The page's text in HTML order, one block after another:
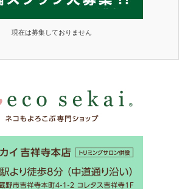
現在は募集しておりません